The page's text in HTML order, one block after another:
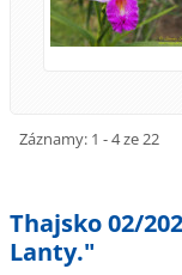
Záznamy: 1 - 4 ze 22
Thajsko 02/
Lanty."